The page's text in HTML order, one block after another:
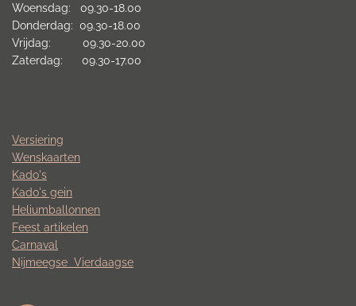
Woensdag: 09.30-18.00
Donderdag: 09.30-18.00
Vrijdag: 09.30-20.00
Zaterdag: 09.30-17.00
Versiering
Wenskaarten
Kado's
Kado's gein
Heliumballonnen
Feest artikelen
Carnaval
Nijmeegse Vierdaagse